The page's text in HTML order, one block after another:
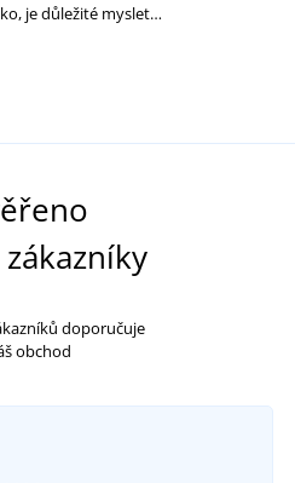
je důležité myslet…
doporučuje
obchod